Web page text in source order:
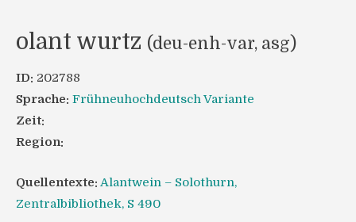
olant wurtz (deu-enh-var, asg)
ID: 202788
Sprache: Frühneuhochdeutsch Variante
Zeit:
Region:
Quellentexte: Alantwein – Solothurn,
Zentralbibliothek, S 490